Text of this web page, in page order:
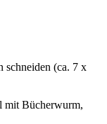
schneiden (ca. 7 x
mit Bücherwurm,